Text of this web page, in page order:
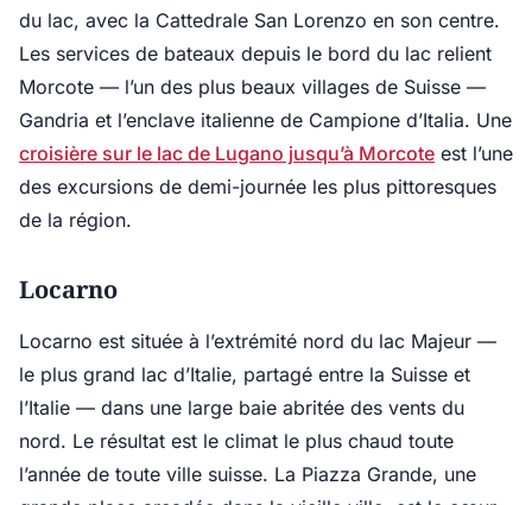
du lac, avec la Cattedrale San Lorenzo en son centre.
Les services de bateaux depuis le bord du lac relient
Morcote — l’un des plus beaux villages de Suisse —
Gandria et l’enclave italienne de Campione d’Italia. Une
croisière sur le lac de Lugano jusqu’à Morcote est l’une
des excursions de demi-journée les plus pittoresques
de la région.
Locarno
Locarno est située à l’extrémité nord du lac Majeur —
le plus grand lac d’Italie, partagé entre la Suisse et
l’Italie — dans une large baie abritée des vents du
nord. Le résultat est le climat le plus chaud toute
l’année de toute ville suisse. La Piazza Grande, une